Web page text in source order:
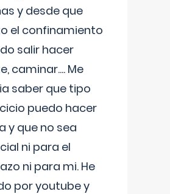
y desde que
el confinamiento
salir hacer
caminar.... Me
saber que tipo
puedo hacer
y que no sea
ni para el
ni para mi. He
por youtube y